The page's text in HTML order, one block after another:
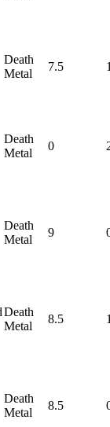
Death
Metal
7.5
Death
Metal
0
Death
Metal
9
Death
Metal
8.5
Death
Metal
8.5